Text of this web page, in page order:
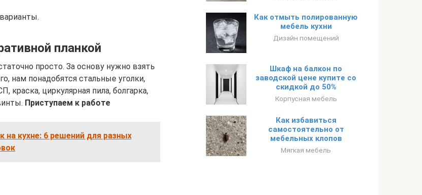
планкой
просто. За основу нужно взять
нам понадобятся стальные уголки,
краска, циркулярная пила, болгарка,
Приступаем к работе
на кухне: 6 решений для разных
Как отмыть полированную
мебель кухни
Дизайн помещений
Шкаф на балкон по
заводской цене купите со
скидкой до 50%
Корпусная мебель
Как избавиться
самостоятельно от
мебельных клопов
Мягкая мебель